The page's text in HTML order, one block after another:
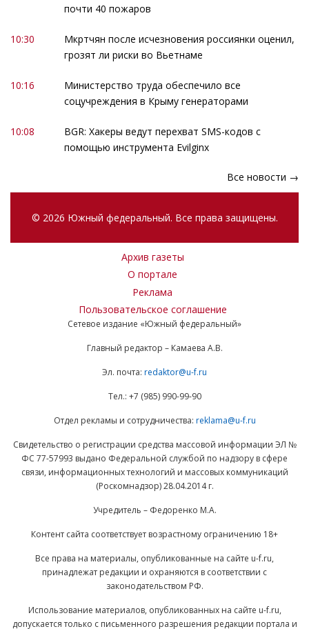
почти 40 пожаров
10:30
Мкртчян после исчезновения россиянки оценил,
грозят ли риски во Вьетнаме
10:16
Министерство труда обеспечило все
соцучреждения в Крыму генераторами
10:08
BGR: Хакеры ведут перехват SMS-кодов с
помощью инструмента Evilginx
Все новости →
© 2026 Южный федеральный. Все права защищены.
Архив газеты
О портале
Реклама
Пользовательское соглашение
Сетевое издание «Южный федеральный»
Главный редактор – Камаева А.В.
Эл. почта: redaktor@u-f.ru
Тел.: +7 (985) 990-99-90
Отдел рекламы и сотрудничества: reklama@u-f.ru
Свидетельство о регистрации средства массовой информации ЭЛ №
ФС 77-57993 выдано Федеральной службой по надзору в сфере
связи, информационных технологий и массовых коммуникаций
(Роскомнадзор) 28.04.2014 г.
Учредитель – Федоренко М.А.
Контент сайта соответствует возрастному ограничению 18+
Все права на материалы, опубликованные на сайте u-f.ru,
принадлежат редакции и охраняются в соответствии с
законодательством РФ.
Использование материалов, опубликованных на сайте u-f.ru,
допускается только с письменного разрешения редакции портала и